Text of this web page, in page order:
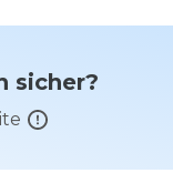
sicher?